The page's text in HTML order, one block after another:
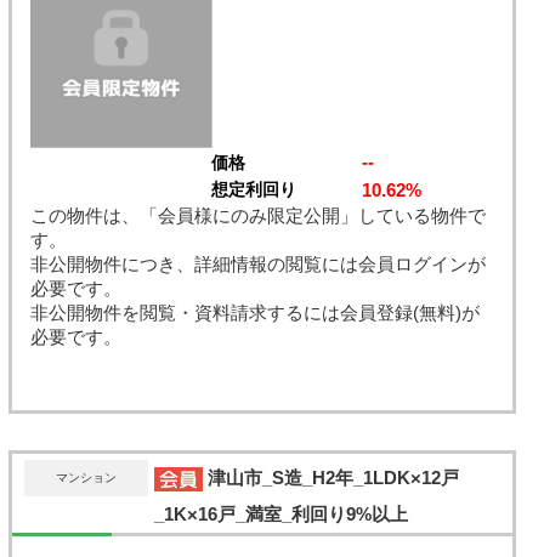
価格 --
想定利回り
10.62%
この物件は、「会員様にのみ限定公開」している物件で
す。
非公開物件につき、詳細情報の閲覧には会員ログインが
必要です。
非公開物件を閲覧・資料請求するには会員登録(無料)が
必要です。
マンション
津山市_S造_H2年_1LDK×12戸
_1K×16戸_満室_利回り9%以上